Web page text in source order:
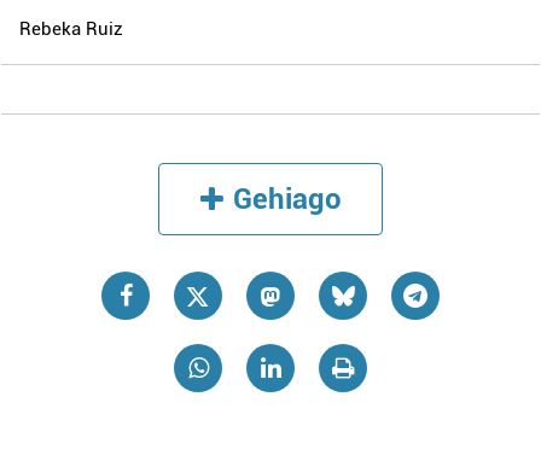
Rebeka Ruiz
Gehiago